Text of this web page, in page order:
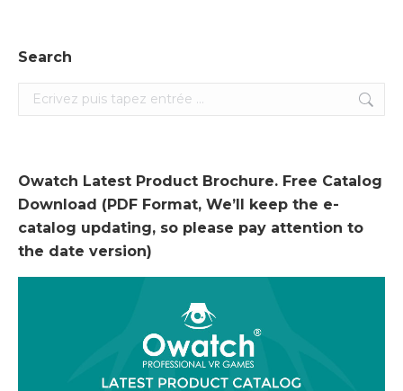
Search
Search:
Owatch Latest Product Brochure. Free Catalog
Download (PDF Format, We’ll keep the e-
catalog updating, so please pay attention to
the date version)